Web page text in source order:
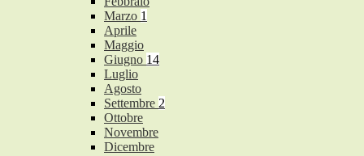
Marzo 1
Aprile
Maggio
Giugno 14
Luglio
Agosto
Settembre 2
Ottobre
Novembre
Dicembre